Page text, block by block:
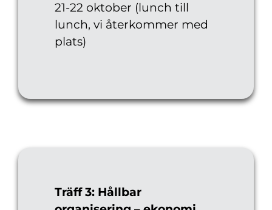
21-22 oktober (lunch till
lunch, vi återkommer med
plats)
Träff 3: Hållbar